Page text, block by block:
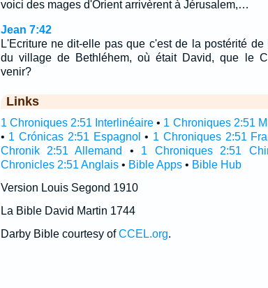
voici des mages d'Orient arrivèrent à Jérusalem,…
Jean 7:42
L'Ecriture ne dit-elle pas que c'est de la postérité de
du village de Bethléhem, où était David, que le
venir?
Links
1 Chroniques 2:51 Interlinéaire • 1 Chroniques 2:51
• 1 Crónicas 2:51 Espagnol • 1 Chroniques 2:51
Chronik 2:51 Allemand
• 1 Chroniques 2:51
Chronicles 2:51 Anglais• Bible Apps• Bible Hub
Version Louis Segond 1910
La Bible David Martin 1744
Darby Bible courtesy ofCCEL.org.